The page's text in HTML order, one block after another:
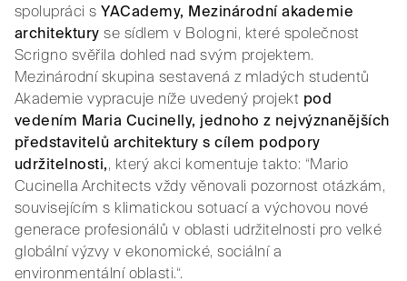
spolupráci sYACademy, Mezinárodní akademie
architektury se sídlem v Bologni, které společnost
Scrigno svěřila dohled nad svým projektem.
Mezinárodní skupina sestavená z mladých studentů
Akademie vypracuje níže uvedený projekt pod
vedením Maria Cucinelly, jednoho z nejvýznanějších
představitelů architektury s cílem podpory
udržitelnosti,, který akci komentuje takto: “Mario
Cucinella Architects vždy věnovali pozornost otázkám,
souvisejícím s klimatickou sotuací a výchovou nové
generace profesionálů v oblasti udržitelnosti pro velké
globální výzvy v ekonomické, sociální a
environmentální oblasti.“.